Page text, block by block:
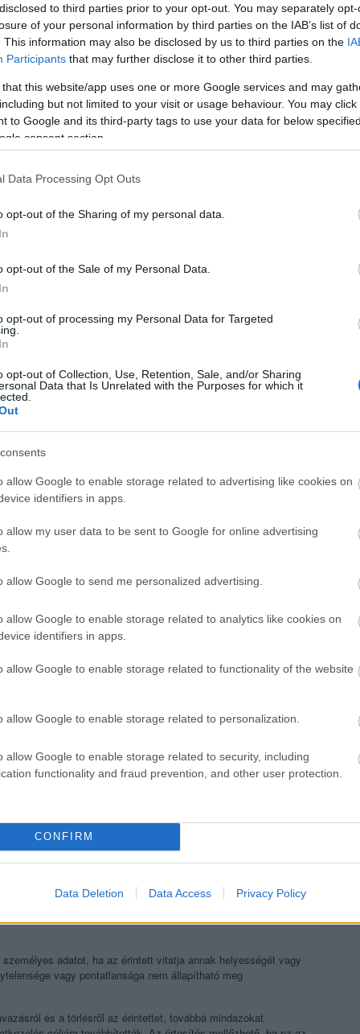
to third parties prior to your opt-out. You may separately
of your personal information by third parties on the IAB’s list of
This information may also be disclosed by us to third parties on the
Participants that may further disclose it to other third parties.
that this website/app uses one or more Google services and may
but not limited to your visit or usage behaviour. You may
to Google and its third-party tags to use your data for below
consent section.
Data Processing Opt Outs
opt-out of the Sharing of my personal data.
opt-out of the Sale of my Personal Data.
opt-out of processing my Personal Data for Targeted
opt-out of Collection, Use, Retention, Sale, and/or Sharing
Data that Is Unrelated with the Purposes for which it
allow Google to enable storage related to advertising like cookies on
identifiers in apps.
allow my user data to be sent to Google for online advertising
allow Google to send me personalized advertising.
allow Google to enable storage related to analytics like cookies on
identifiers in apps.
allow Google to enable storage related to functionality of the website
allow Google to enable storage related to personalization.
allow Google to enable storage related to security, including
functionality and fraud prevention, and other user protection.
CONFIRM
Data Deletion Data Access Privacy Policy
adatkezelési cél megvalósítása körében az Adatkezelő az
Kft. (személyes adatok tárolása, adatrögzítés).
LEHETŐSÉGEK
az Adatkezelő által kezelt, rá vonatkozó személyes
ad a rá vonatkozó, általa kezelt adatról, az általa vagy
feldolgozott adatairól, azok forrásáról, az adatkezelés
nevéről, címéről és az adatkezeléssel
körülményeiről, hatásairól és az elhárítására megtett
adatainak továbbítása esetén – az adattovábbítás jogalapjáról
számított legrövidebb idő alatt, legfeljebb azonban 25
a kért tájékoztatást. A tájékoztatás ingyenes, ha a
vonatkozóan tájékoztatási kérelmet az adatkezelőhöz még
meghatározott esetekben tagadhatja meg.
írásban közli az érintettel, hogy a felvilágosítás
került sor. A felvilágosítás megtagadása esetén az érintett
Adatvédelmi és Információszabadság Hatósághoz (a
Erzsébet fasor 22/C., Tel: +36 1 391 1400, email:
rendelkezik, a belső adatvédelmi felelős útján – az
ellenőrzése, valamint az érintett tájékoztatása céljából
személyes adatok körét, az adatvédelmi incidenssel
körülményeit, hatásait és az elhárítására megtett
jogszabályban meghatározott egyéb adatot.
gyakorolhatja:
kérdéssel, illetve észrevétellel az Adatkezelő
keresztül.
esetén az érintettet – kérelmére – az Adatkezelő
lényegéről, valamint az érintettnek álláspontja kifejtésére
meg, és a valóságnak megfelelő személyes adat az
az Adatkezelő helyesbíti.
nem orvosolható –, feltéve, hogy a törlést törvény
tárolásának törvényben meghatározott határideje lejárt;
és Információszabadság Hatóság elrendelte.
Az Adatkezelő zárolja a személyes adatot, ha az érintett
alapján feltételezhető, hogy a törlés sértené az Érintett
addig kezelhető, ameddig fennáll az adatkezelési cél,
adatot, ha az érintett vitatja annak helyességét vagy
vagy pontatlansága nem állapítható meg
és a törlésről az érintettet, továbbá mindazokat